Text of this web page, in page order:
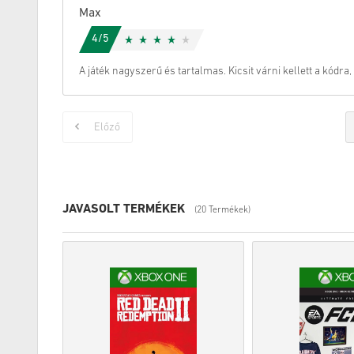
Max
4/5
A játék nagyszerű és tartalmas. Kicsit várni kellett a kódra,
Előző
JAVASOLT TERMÉKEK (20 Termékek)